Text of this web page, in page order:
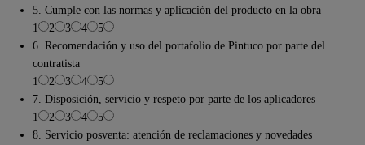
5. Cumple con las normas y aplicación del producto en la obra
1
2 3 4
5
6. Recomendación y uso del portafolio de Pintuco por parte del
contratista
1
2 3 4
5
7. Disposición, servicio y respeto por parte de los aplicadores
1
2 3 4
5
8. Servicio posventa: atención de reclamaciones y novedades